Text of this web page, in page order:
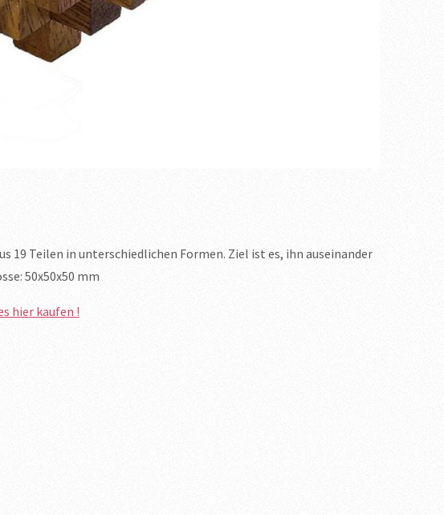
19 Teilen in unterschiedlichen Formen. Ziel ist es, ihn auseinander
50x50x50 mm
hier kaufen !